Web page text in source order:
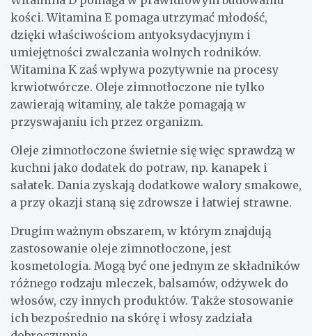
kości. Witamina E pomaga utrzymać młodość,
dzięki właściwościom antyoksydacyjnym i
umiejętności zwalczania wolnych rodników.
Witamina K zaś wpływa pozytywnie na procesy
krwiotwórcze. Oleje zimnotłoczone nie tylko
zawierają witaminy, ale także pomagają w
przyswajaniu ich przez organizm.
Oleje zimnotłoczone świetnie się więc sprawdzą w
kuchni jako dodatek do potraw, np. kanapek i
sałatek. Dania zyskają dodatkowe walory smakowe,
a przy okazji staną się zdrowsze i łatwiej strawne.
Drugim ważnym obszarem, w którym znajdują
zastosowanie oleje zimnotłoczone, jest
kosmetologia. Mogą być one jednym ze składników
różnego rodzaju mleczek, balsamów, odżywek do
włosów, czy innych produktów. Także stosowanie
ich bezpośrednio na skórę i włosy zadziała